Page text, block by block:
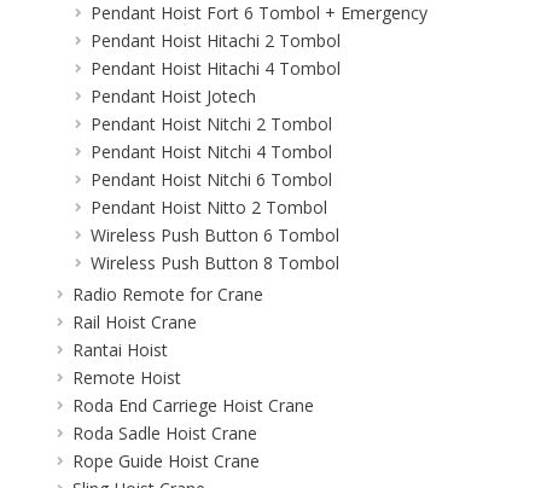
Pendant Hoist Fort 6 Tombol + Emergency
Pendant Hoist Hitachi 2 Tombol
Pendant Hoist Hitachi 4 Tombol
Pendant Hoist Jotech
Pendant Hoist Nitchi 2 Tombol
Pendant Hoist Nitchi 4 Tombol
Pendant Hoist Nitchi 6 Tombol
Pendant Hoist Nitto 2 Tombol
Wireless Push Button 6 Tombol
Wireless Push Button 8 Tombol
Radio Remote for Crane
Rail Hoist Crane
Rantai Hoist
Remote Hoist
Roda End Carriege Hoist Crane
Roda Sadle Hoist Crane
Rope Guide Hoist Crane